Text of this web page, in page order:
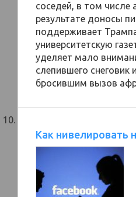
соседей, в том числе
результате доносы
поддерживает
университетскую
уделяет мало
слепившего
бросившим вызов
Как нивелировать